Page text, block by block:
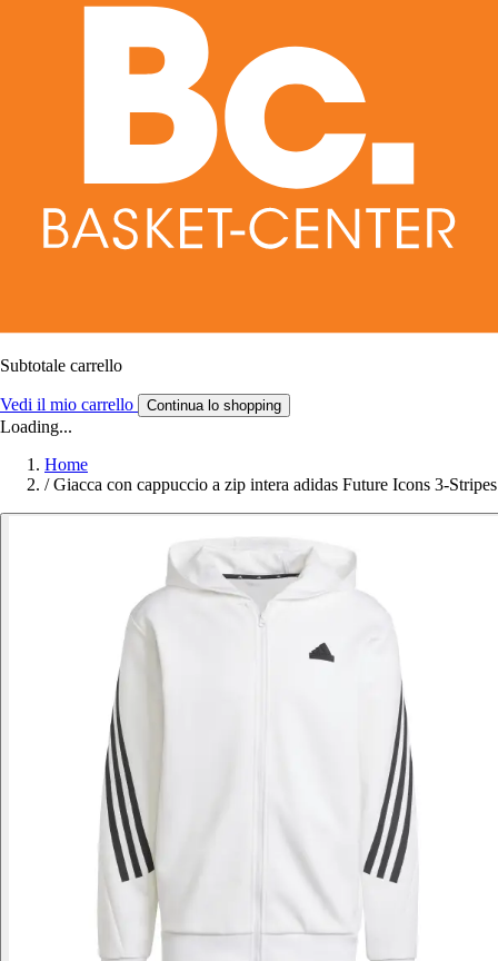
Subtotale carrello
Vedi il mio carrello Continua lo shopping
Loading...
Home
/ Giacca con cappuccio a zip intera adidas Future Icons 3-Stripes